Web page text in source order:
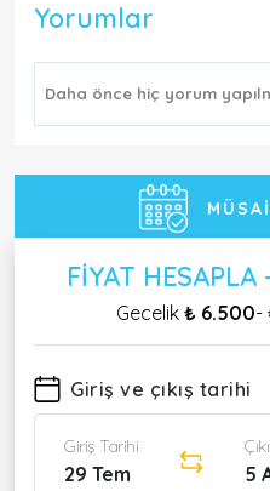
Yorumlar
Daha önce hiç yorum
FIYAT HESAPLA
Gecelik ₺ 6.500-
Giriş ve çıkış tarihi
Giriş Tarihi
29 Tem 5